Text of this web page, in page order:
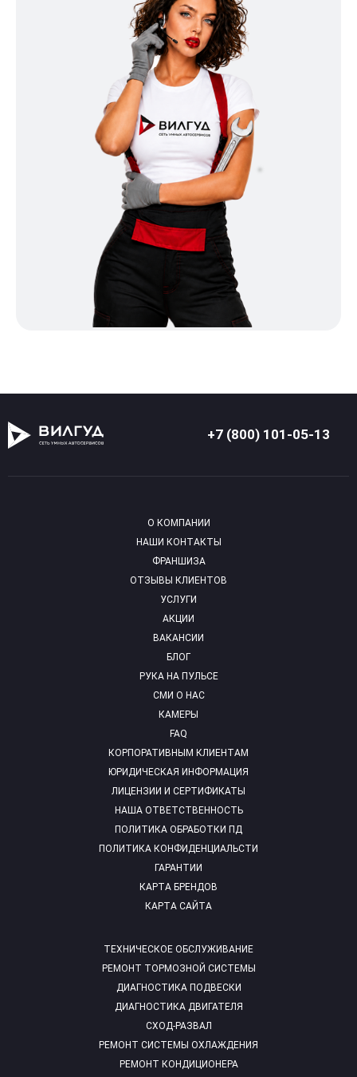
+7 (800) 101-05-13
О КОМПАНИИ
НАШИ КОНТАКТЫ
ФРАНШИЗА
ОТЗЫВЫ КЛИЕНТОВ
УСЛУГИ
АКЦИИ
ВАКАНСИИ
БЛОГ
РУКА НА ПУЛЬСЕ
СМИ О НАС
КАМЕРЫ
FAQ
ТЕХНИЧЕСКОЕ ОБСЛУЖИВАНИЕ
РЕМОНТ ТОРМОЗНОЙ СИСТЕМЫ
ДИАГНОСТИКА ПОДВЕСКИ
ДИАГНОСТИКА ДВИГАТЕЛЯ
СХОД-РАЗВАЛ
РЕМОНТ СИСТЕМЫ ОХЛАЖДЕНИЯ
РЕМОНТ КОНДИЦИОНЕРА
КОРПОРАТИВНЫМ КЛИЕНТАМ
ЮРИДИЧЕСКАЯ ИНФОРМАЦИЯ
ЛИЦЕНЗИИ И СЕРТИФИКАТЫ
НАША ОТВЕТСТВЕННОСТЬ
ПОЛИТИКА ОБРАБОТКИ ПД
ПОЛИТИКА КОНФИДЕНЦИАЛЬСТИ
ГАРАНТИИ
КАРТА БРЕНДОВ
КАРТА САЙТА